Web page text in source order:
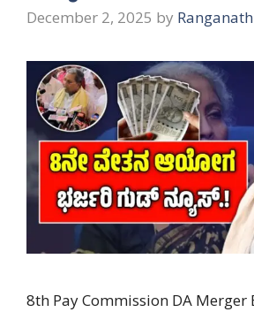
December 2, 2025 by Ranganath
8th Pay Commission DA Merger